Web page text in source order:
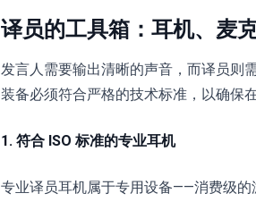
译员的工具箱：耳机、麦
发言人需要输出清晰的声音，而译员则
装备必须符合严格的技术标准，以确保
1. 符合 ISO 标准的专业耳机
专业译员耳机属于专用设备——消费级